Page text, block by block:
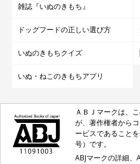
雑誌『いぬのきもち』
ドッグフードの正しい選び方
いぬのきもちクイズ
いぬ・ねこのきもちアプリ
ＡＢＪマークは、
が、著作権者から
ービスであること
号）です。
ABJマークの詳細